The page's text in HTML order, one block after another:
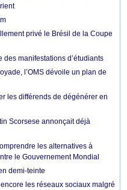
privé le Brésil de la Coupe
des manifestations d’étudiants
l’OMS dévoile un plan de
les différends de dégénérer en
Scorsese annonçait déjà
les alternatives à
le Gouvernement Mondial
demi-teinte
les réseaux sociaux malgré